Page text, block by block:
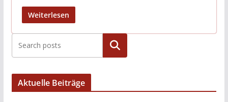
Weiterlesen
Suchen
Aktuelle Beiträge